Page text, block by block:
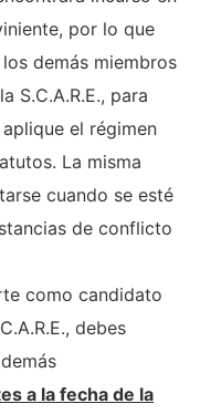
por lo que
demás miembros
S.C.A.R.E., para
el régimen
La misma
cuando se esté
de conflicto
como candidato
debes
a la fecha de la